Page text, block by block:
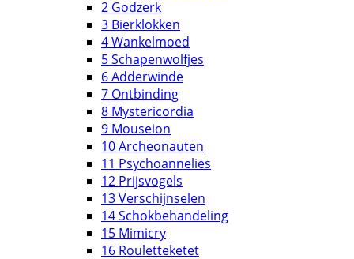
2 Godzerk
3 Bierklokken
4 Wankelmoed
5 Schapenwolfjes
6 Adderwinde
7 Ontbinding
8 Mystericordia
9 Mouseion
10 Archeonauten
11 Psychoannelies
12 Prijsvogels
13 Verschijnselen
14 Schokbehandeling
15 Mimicry
16 Rouletteketet